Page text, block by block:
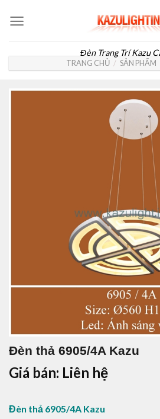
Đèn Trang Trí Kazu
TRANG CHỦ / SẢN PHẨM
Đèn thả 6905/4A Kazu
Giá bán: Liên hệ
Đèn thả 6905/4A Kazu